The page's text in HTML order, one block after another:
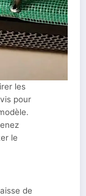
les
pour
le
de